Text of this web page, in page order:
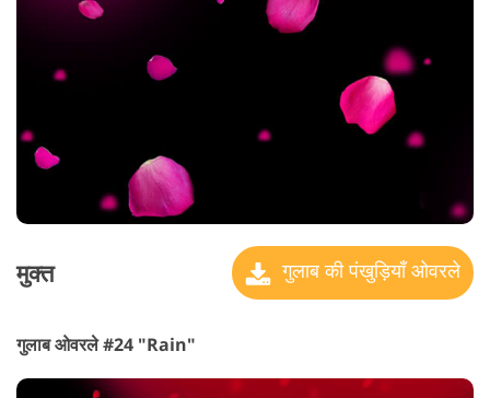
मुक्त गुलाब की पंखुड़ियाँ ओवरले
गुलाब ओवरले #24 "Rain"